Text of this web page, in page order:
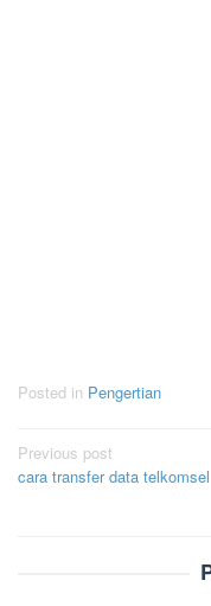
Posted in Pengertian
Post
navigation
Previous post
cara transfer data telkomsel